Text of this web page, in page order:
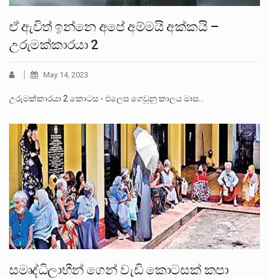
ඒ ඇවිත් ඉන්නෙ අපේ අම්මයි අක්කයි –
උරුමක්කාරයා 2
May 14, 2023
උරුමක්කාරයා 2 කොටස - එලෙස ගෙවුනු කාලය මාස…
සමෘද්ධිලාභීන් ගෙන් වැඩි කොටසක් කපා